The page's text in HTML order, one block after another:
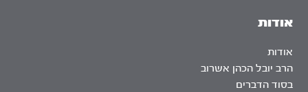
אודות
אודות
הרב יובל הכהן אשרוב
בסוד הדברים